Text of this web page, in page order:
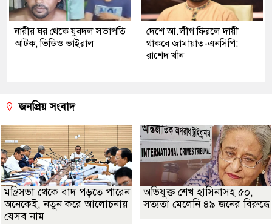
নারীর ঘর থেকে যুবদল সভাপতি
আটক, ভিডিও ভাইরাল
দেশে আ.লীগ ফিরলে দায়ী
থাকবে জামায়াত-এনসিপি:
রাশেদ খাঁন
জনপ্রিয় সংবাদ
মন্ত্রিসভা থেকে বাদ পড়তে পারেন
অনেকেই, নতুন করে আলোচনায়
যেসব নাম
অভিযুক্ত শেখ হাসিনাসহ ৫০,
সত্যতা মেলেনি ৪৯ জনের বিরুদ্ধে